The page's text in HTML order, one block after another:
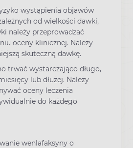
wystąpienia objawów
od wielkości dawki,
należy przeprowadzać
oceny klinicznej. Należy
skuteczną dawkę.
trwać wystarczająco długo,
lub dłużej. Należy
oceny leczenia
do każdego
wenlafaksyny o